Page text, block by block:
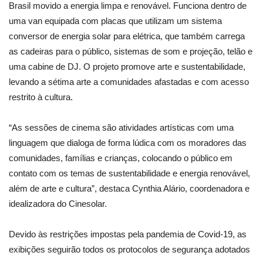
Brasil movido a energia limpa e renovável. Funciona dentro de
uma van equipada com placas que utilizam um sistema
conversor de energia solar para elétrica, que também carrega
as cadeiras para o público, sistemas de som e projeção, telão e
uma cabine de DJ. O projeto promove arte e sustentabilidade,
levando a sétima arte a comunidades afastadas e com acesso
restrito à cultura.
“As sessões de cinema são atividades artísticas com uma
linguagem que dialoga de forma lúdica com os moradores das
comunidades, famílias e crianças, colocando o público em
contato com os temas de sustentabilidade e energia renovável,
além de arte e cultura”, destaca Cynthia Alário, coordenadora e
idealizadora do Cinesolar.
Devido às restrições impostas pela pandemia de Covid-19, as
exibições seguirão todos os protocolos de segurança adotados